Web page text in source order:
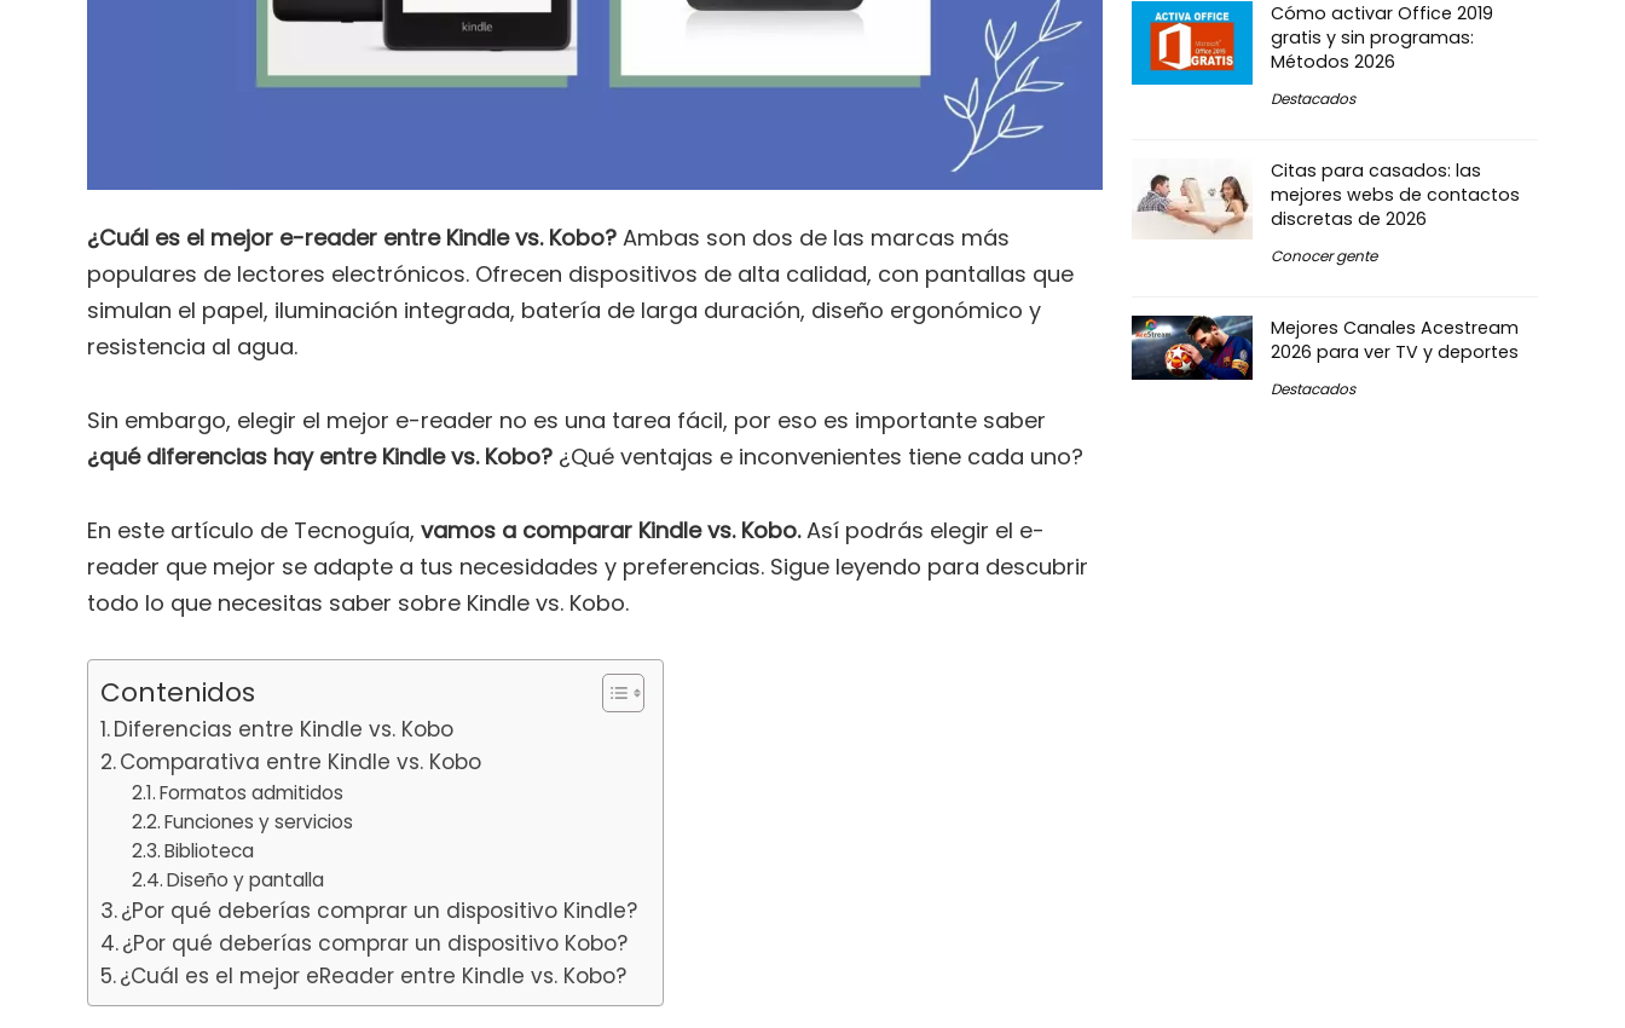
¿Cuál es el mejor e-reader entre Kindle vs. Kobo? Ambas son dos de las marcas más
populares de lectores electrónicos. Ofrecen dispositivos de alta calidad, con pantallas que
simulan el papel, iluminación integrada, batería de larga duración, diseño ergonómico y
resistencia al agua.
Sin embargo, elegir el mejor e-reader no es una tarea fácil, por eso es importante saber
¿qué diferencias hay entre Kindle vs. Kobo? ¿Qué ventajas e inconvenientes tiene cada uno?
En este artículo de Tecnoguía, vamos a comparar Kindle vs. Kobo.Así podrás elegir el e-
reader que mejor se adapte a tus necesidades y preferencias. Sigue leyendo para descubrir
todo lo que necesitas saber sobre Kindle vs. Kobo.
Contenidos
Diferencias entre Kindle vs. Kobo
Comparativa entre Kindle vs. Kobo
Formatos admitidos
Funciones y servicios
Biblioteca
Diseño y pantalla
¿Por qué deberías comprar un dispositivo Kindle?
¿Por qué deberías comprar un dispositivo Kobo?
¿Cuál es el mejor eReader entre Kindle vs. Kobo?
Cómo activar Office 2019
gratis y sin programas:
Métodos 2026
Destacados
Citas para casados: las
mejores webs de contactos
discretas de 2026
Conocer gente
Mejores Canales Acestream
2026 para ver TV y deportes
Destacados